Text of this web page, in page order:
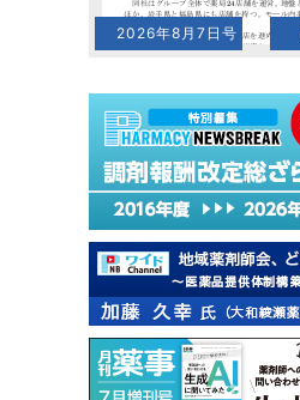
2026年8月7日号